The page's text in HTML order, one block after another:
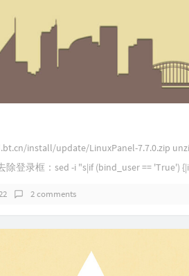
install/update/LinuxPanel-7.7.0.zip
登录框：sed -i "s|if (bind_user == 'True') {|if
2 comments